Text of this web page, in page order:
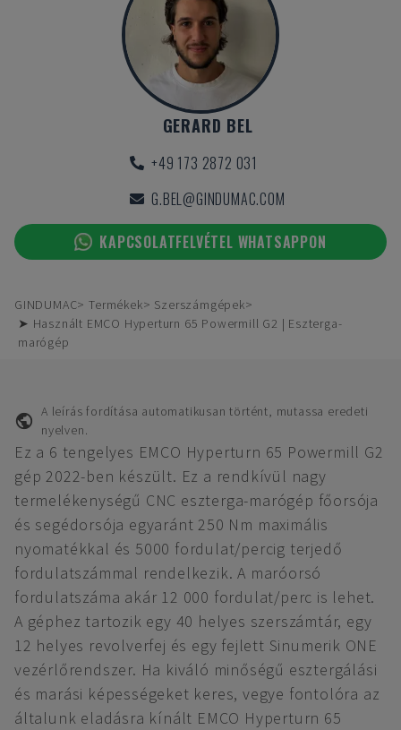
GERARD BEL
+49 173 2872 031
G.BEL@GINDUMAC.COM
KAPCSOLATFELVÉTEL WHATSAPPON
GINDUMAC Termékek
Szerszámgépek
➤ Használt EMCO Hyperturn 65 Powermill G2 | Eszterga-
marógép
A leírás fordítása automatikusan történt, mutassa eredeti
nyelven.
Ez a 6 tengelyes EMCO Hyperturn 65 Powermill G2
gép 2022-ben készült. Ez a rendkívül nagy
termelékenységű CNC eszterga-marógép főorsója
és segédorsója egyaránt 250 Nm maximális
nyomatékkal és 5000 fordulat/percig terjedő
fordulatszámmal rendelkezik. A maróorsó
fordulatszáma akár 12 000 fordulat/perc is lehet.
A géphez tartozik egy 40 helyes szerszámtár, egy
12 helyes revolverfej és egy fejlett Sinumerik ONE
vezérlőrendszer. Ha kiváló minőségű esztergálási
és marási képességeket keres, vegye fontolóra az
általunk eladásra kínált EMCO Hyperturn 65